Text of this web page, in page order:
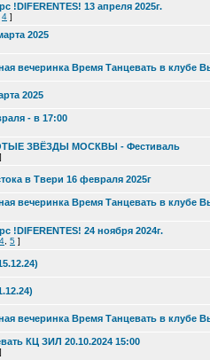
!DIFERENTES! 13 апреля 2025г.
4 ]
2025
вечеринка Время Танцевать в клубе
2025
- в 17:00
ЗВЁЗДЫ МОСКВЫ - Фестиваль
]
в Твери 16 февраля 2025г
вечеринка Время Танцевать в клубе
!DIFERENTES! 24 ноября 2024г.
4 5 ]
вечеринка Время Танцевать в клубе
КЦ ЗИЛ 20.10.2024 15:00
]